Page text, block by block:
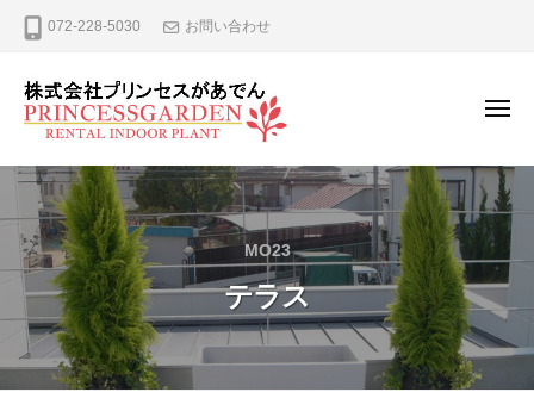
ッ
072-228-5030 お問い合わせ
株
式
会
社
プ
リ
ン
セ
観
植
物
レ
ン
タ
メ
ー
MO23
テラス
式
社
プ
ン
セ
ス
が
ん